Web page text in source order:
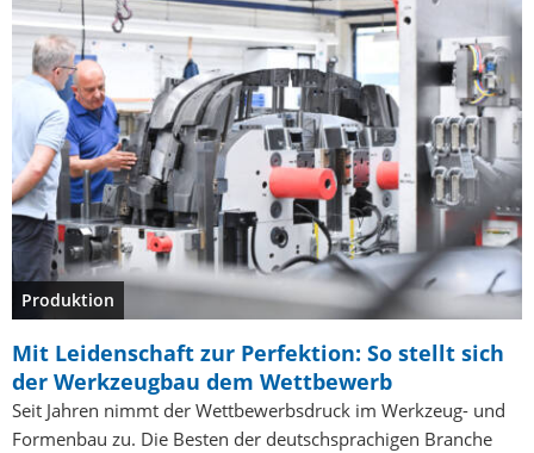
Produktion
Mit Leidenschaft zur Perfektion: So stellt sich
der Werkzeugbau dem Wettbewerb
Seit Jahren nimmt der Wettbewerbsdruck im Werkzeug- und
Formenbau zu. Die Besten der deutschsprachigen Branche